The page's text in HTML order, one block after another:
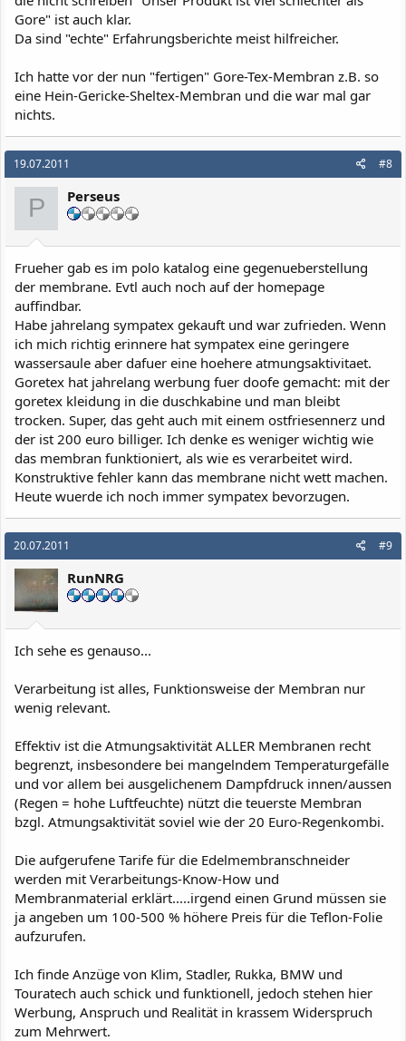
Gore" ist auch klar.
Da sind "echte" Erfahrungsberichte meist hilfreicher.
Ich hatte vor der nun "fertigen" Gore-Tex-Membran z.B. so
eine Hein-Gericke-Sheltex-Membran und die war mal gar
nichts.
19.07.2011 #8
P Perseus
Frueher gab es im polo katalog eine gegenueberstellung
der membrane. Evtl auch noch auf der homepage
auffindbar.
Habe jahrelang sympatex gekauft und war zufrieden. Wenn
ich mich richtig erinnere hat sympatex eine geringere
wassersaule aber dafuer eine hoehere atmungsaktivitaet.
Goretex hat jahrelang werbung fuer doofe gemacht: mit der
goretex kleidung in die duschkabine und man bleibt
trocken. Super, das geht auch mit einem ostfriesennerz und
der ist 200 euro billiger. Ich denke es weniger wichtig wie
das membran funktioniert, als wie es verarbeitet wird.
Konstruktive fehler kann das membrane nicht wett machen.
Heute wuerde ich noch immer sympatex bevorzugen.
20.07.2011 #9
RunNRG
Ich sehe es genauso...
Verarbeitung ist alles, Funktionsweise der Membran nur
wenig relevant.
Effektiv ist die Atmungsaktivität ALLER Membranen recht
begrenzt, insbesondere bei mangelndem Temperaturgefälle
und vor allem bei ausgelichenem Dampfdruck innen/aussen
(Regen = hohe Luftfeuchte) nützt die teuerste Membran
bzgl. Atmungsaktivität soviel wie der 20 Euro-Regenkombi.
Die aufgerufene Tarife für die Edelmembranschneider
werden mit Verarbeitungs-Know-How und
Membranmaterial erklärt.....irgend einen Grund müssen sie
ja angeben um 100-500 % höhere Preis für die Teflon-Folie
aufzurufen.
Ich finde Anzüge von Klim, Stadler, Rukka, BMW und
Touratech auch schick und funktionell, jedoch stehen hier
Werbung, Anspruch und Realität in krassem Widerspruch
zum Mehrwert.